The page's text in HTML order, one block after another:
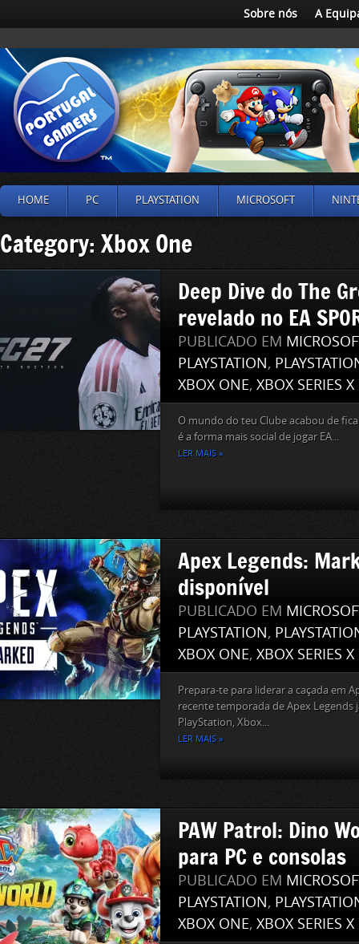
Sobre nós A
HOME PC PLAYSTATION MICROSOFT
Category: Xbox One
Deep Dive do The
revelado no EA
PUBLICADO EM
PLAYSTATION,
XBOX ONE, XBOX SERIES X
O mundo do teu Clube acabou de
é a forma mais social de jogar EA...
LER MAIS »
Apex Legends:
disponível
PUBLICADO EM
PLAYSTATION,
XBOX ONE, XBOX SERIES X
Prepara-te para liderar a caçada em
recente temporada de Apex Legends
PlayStation, Xbox...
LER MAIS »
PAW Patrol: Dino
para PC e consolas
PUBLICADO EM
PLAYSTATION,
XBOX ONE, XBOX SERIES X